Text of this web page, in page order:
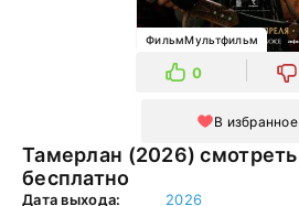
Тамерлан (2026) смотреть онлайн
бесплатно
ФильмМультфильм
0
В избранное
Дата выхода:
2026